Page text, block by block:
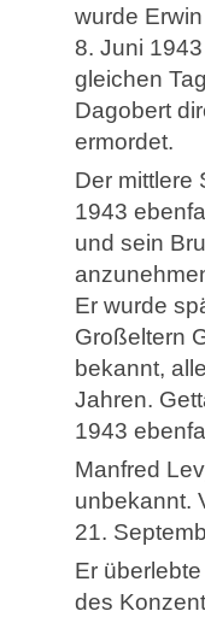
wurde
8. Juni
gleichen
Dagobert
ermordet.
Der mittlere
1943
und sein
Er wurde
Großeltern
bekannt,
Jahren.
1943
Manfred
unbekannt.
21.
Er
des